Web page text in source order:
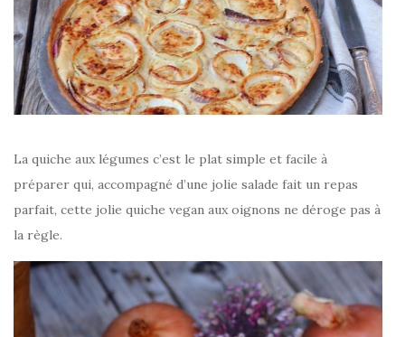
La quiche aux légumes c’est le plat simple et facile à
préparer qui, accompagné d’une jolie salade fait un repas
parfait, cette jolie quiche vegan aux oignons ne déroge pas à
la règle.